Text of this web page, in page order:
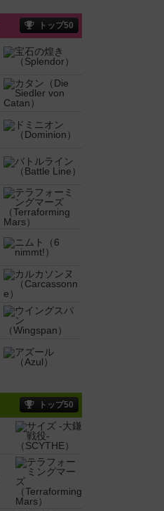
トップ50
トップ50